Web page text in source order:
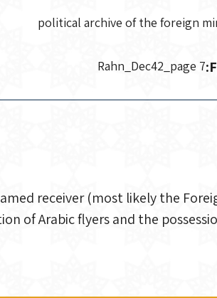
political archive of the foreign
Rahn_Dec42_page 7
receiver (most likely the
of Arabic flyers and the